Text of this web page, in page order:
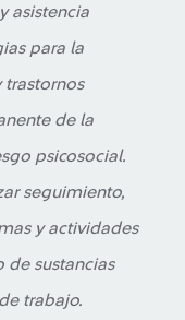
asistencia
para la
trastornos
de la
psicosocial.
seguimiento,
y actividades
de sustancias
trabajo.